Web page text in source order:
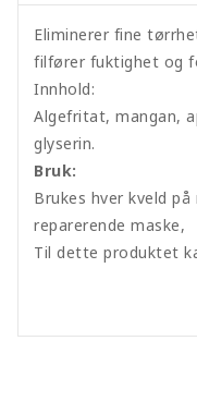
Eliminerer fine
filfører fuktighet og
Innhold:
Algefritat, mangan,
glyserin.
Bruk:
Brukes hver kveld
reparerende maske,
Til dette produktet